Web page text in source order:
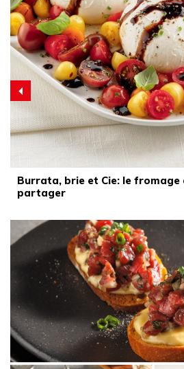
Burrata, brie et Cie: le fromage
partager